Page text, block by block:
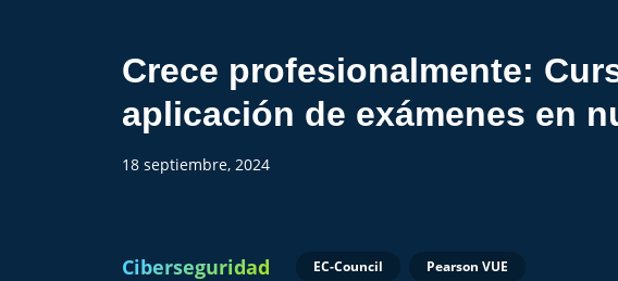
Crece profesionalmente:
aplicación de exámenes en
18 septiembre, 2024
Ciberseguridad EC-Council Pearson VUE